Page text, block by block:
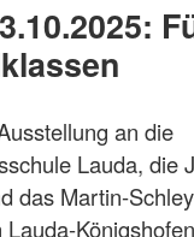
an die
Lauda, die
das Martin-
Königshofen